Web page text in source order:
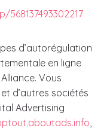
d’autorégulation
en ligne
Vous
d’autres sociétés
Advertising
,